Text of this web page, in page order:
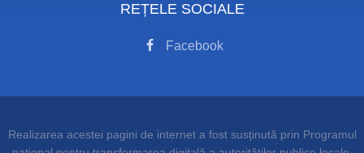
REȚELE SOCIALE
Facebook
Realizarea acestei pagini de internet a fost susținută prin Programul